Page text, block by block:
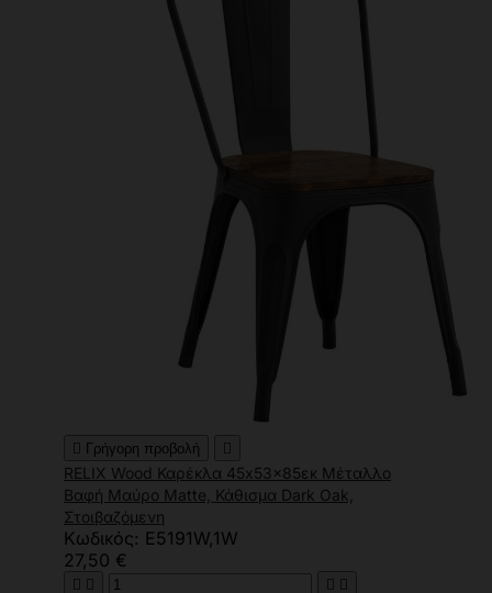
 Γρήγορη προβολή 
RELIX Wood Καρέκλα 45x53x85εκ Μέταλλο
Βαφή Μαύρο Matte, Κάθισμα Dark Oak,
Στοιβαζόμενη
Κωδικός: Ε5191W,1W
27,50 €
   